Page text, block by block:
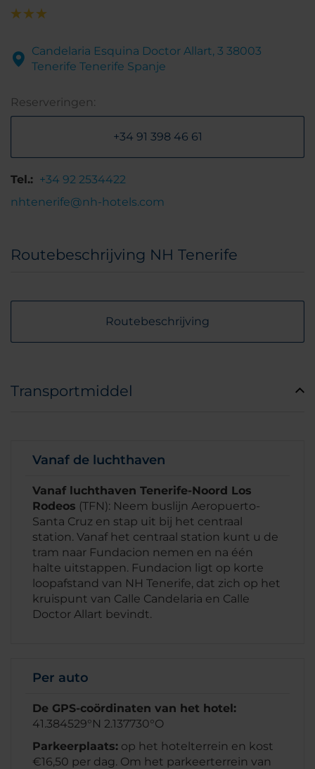
Candelaria Esquina Doctor Allart, 3 38003
Tenerife Tenerife Spanje
Reserveringen:
+34 91 398 46 61
Tel.: +34 92 2534422
nhtenerife@nh-hotels.com
Routebeschrijving NH Tenerife
Routebeschrijving
Transportmiddel
Vanaf de luchthaven
Vanaf luchthaven Tenerife-Noord Los
Rodeos (TFN): Neem buslijn Aeropuerto-
Santa Cruz en stap uit bij het centraal
station. Vanaf het centraal station kunt u de
tram naar Fundacion nemen en na één
halte uitstappen. Fundacion ligt op korte
loopafstand van NH Tenerife, dat zich op het
kruispunt van Calle Candelaria en Calle
Doctor Allart bevindt.
Per auto
De GPS-coördinaten van het hotel:
41.384529°N 2.137730°O
Parkeerplaats: op het hotelterrein en kost
€16,50 per dag. Om het parkeerterrein van